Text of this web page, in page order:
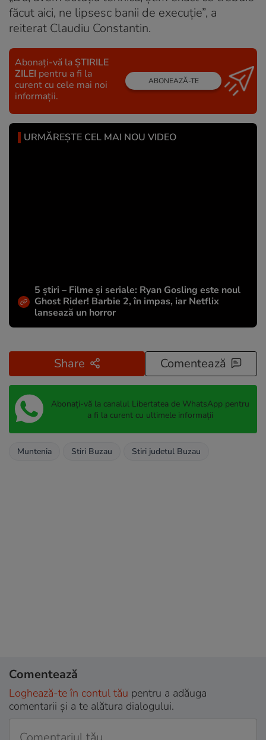
făcut aici, ne lipsesc banii de execuție”, a
reiterat Claudiu Constantin.
Abonați-vă la ȘTIRILE
ZILEI pentru a fi la
curent cu cele mai noi
informații.
ABONEAZĂ-TE
URMĂREȘTE CEL MAI NOU VIDEO
5 știri – Filme și seriale: Ryan Gosling este noul
Ghost Rider! Barbie 2, în impas, iar Netflix
lansează un horror
Share Comentează
Abonați-vă la canalul Libertatea de WhatsApp pentru
a fi la curent cu ultimele informații
Muntenia Stiri Buzau Stiri judetul Buzau
Comentează
Loghează-te în contul tău pentru a adăuga
comentarii și a te alătura dialogului.